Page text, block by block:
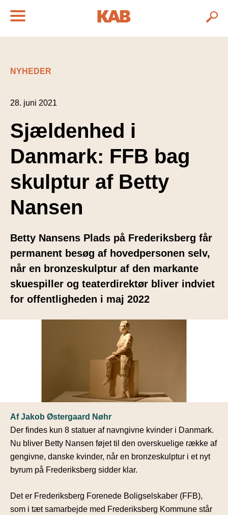
NYHEDER
28. juni 2021
Sjældenhed i
Danmark: FFB bag
skulptur af Betty
Nansen
Betty Nansens Plads på Frederiksberg får
permanent besøg af hovedpersonen selv,
når en bronzeskulptur af den markante
skuespiller og teaterdirektør bliver indviet
for offentligheden i maj 2022
Af Jakob Østergaard Nøhr
Der findes kun 8 statuer af navngivne kvinder i Danmark.
Nu bliver Betty Nansen føjet til den overskuelige række af
gengivne, danske kvinder, når en bronzeskulptur i et nyt
byrum på Frederiksberg sidder klar.
Det er Frederiksberg Forenede Boligselskaber (FFB),
som i tæt samarbejde med Frederiksberg Kommune står